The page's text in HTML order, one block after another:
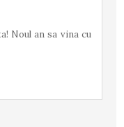
Noul an sa vina cu